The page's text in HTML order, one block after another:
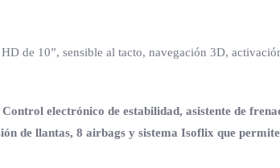
de 10”, sensible al tacto, navegación 3D,
electrónico de estabilidad, asistente de
de llantas, 8 airbags y sistema Isoflix que